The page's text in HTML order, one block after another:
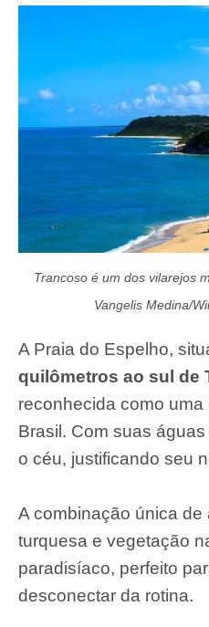
Trancoso é um dos vilarejos
Vangelis Medina/
A Praia do Espelho,
quilômetros ao sul de
reconhecida como
Brasil. Com suas
o céu, justificando seu
A combinação única
turquesa e vegetação
paradisíaco, perfeito
desconectar da rotina.